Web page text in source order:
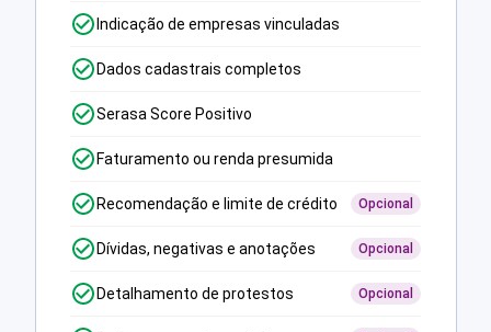
Indicação de empresas vinculadas
Dados cadastrais completos
Serasa Score Positivo
Faturamento ou renda presumida
Recomendação e limite de crédito Opcional
Dívidas, negativas e anotações Opcional
Detalhamento de protestos Opcional